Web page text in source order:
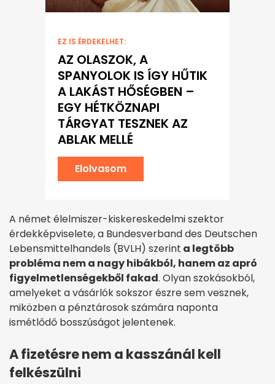
EZ IS ÉRDEKELHET:
AZ OLASZOK, A
SPANYOLOK IS ÍGY HŰTIK
A LAKÁST HŐSÉGBEN –
EGY HÉTKÖZNAPI
TÁRGYAT TESZNEK AZ
ABLAK MELLÉ
Elolvasom
A német élelmiszer-kiskereskedelmi szektor
érdekképviselete, a Bundesverband des Deutschen
Lebensmittelhandels (BVLH) szerint a legtöbb
probléma nem a nagy hibákból, hanem az apró
figyelmetlenségekből fakad. Olyan szokásokból,
amelyeket a vásárlók sokszor észre sem vesznek,
miközben a pénztárosok számára naponta
ismétlődő bosszúságot jelentenek.
A fizetésre nem a kasszánál kell
felkészülni